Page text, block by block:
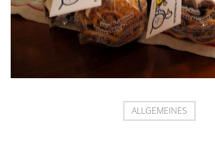
ALLGEMEINES